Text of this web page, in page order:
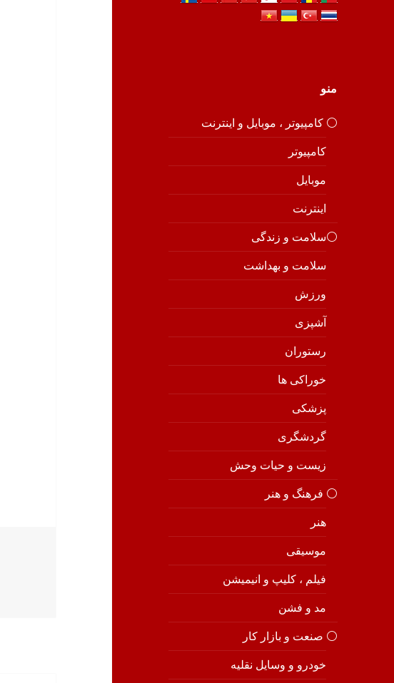
منو
⚪️ کامپیوتر ، موبایل و اینترنت
کامپیوتر
موبایل
اینترنت
⚪️سلامت و زندگی
سلامت و بهداشت
ورزش
آشپزی
رستوران
خوراکی ها
پزشکی
گردشگری
زیست و حیات وحش
⚪️ فرهنگ و هنر
هنر
موسیقی
فیلم ، کلیپ و انیمیشن
مد و فشن
⚪️ صنعت و بازار کار
خودرو و وسایل نقلیه